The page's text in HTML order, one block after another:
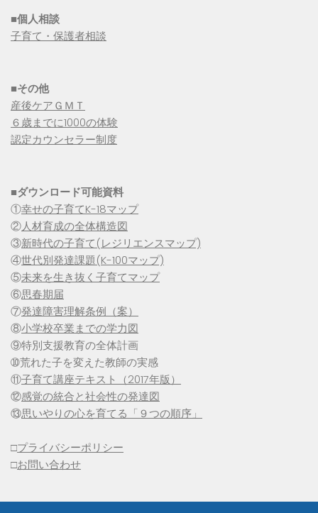
■個人相談
子育て・保護者相談
■その他
産後ケアＧＭＴ
６歳までに1000の体験
認定カウンセラー制度
■ダウンロード可能資料
①幸せの子育てK-18マップ
②人材育成の全体構造図
③新時代の子育て(レジリエンスマップ)
④世代別発達課題(K-100マップ)
⑤未来を生き抜く子育てマップ
⑥思春期届
⑦発達障害理解条例（案）
⑧小学校卒業までの学力図
⑨特別支援教育の全体計画
➉荒れた子を変えた教師の実感
⑪子育て講座テキスト（2017年版）
⑫感覚の統合と社会性の発達図
⑬思いやりの心を育てる「９つの順序」
□プライバシーポリシー
□お問い合わせ